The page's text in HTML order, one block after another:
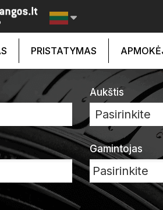
PRISTATYMAS
Aukštis
Pasirinkite
Gamintojas